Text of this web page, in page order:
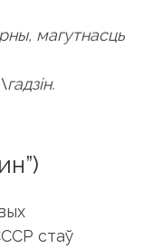
магутнасць
стаў